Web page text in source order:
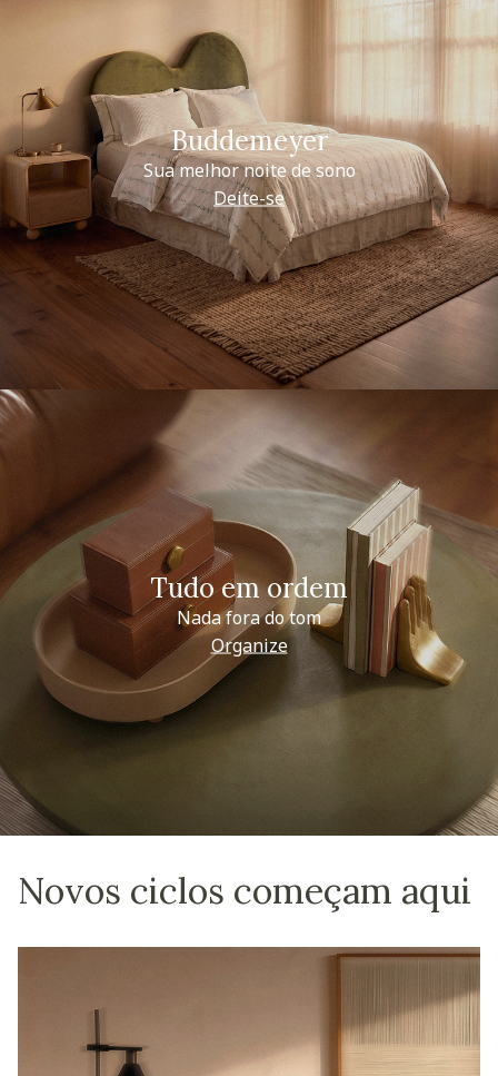
Buddemeyer
Sua melhor noite de sono
Deite-se
Tudo em ordem
Nada fora do tom
Organize
Novos ciclos começam aqui